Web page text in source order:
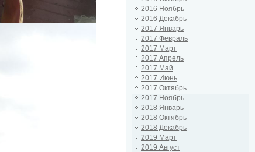
2016 Ноябрь
2016 Декабрь
2017 Январь
2017 Февраль
2017 Март
2017 Апрель
2017 Май
2017 Июнь
2017 Октябрь
2017 Ноябрь
2018 Январь
2018 Октябрь
2018 Декабрь
2019 Март
2019 Август